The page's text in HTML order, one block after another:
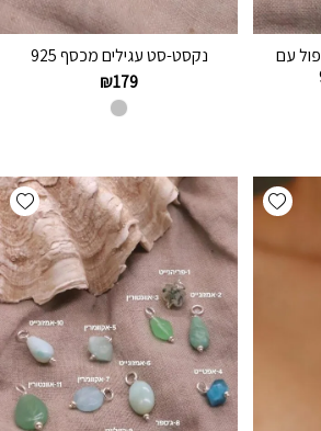
עם
נקסט-סט עגילים מכסף 925
₪179
Add wishlist